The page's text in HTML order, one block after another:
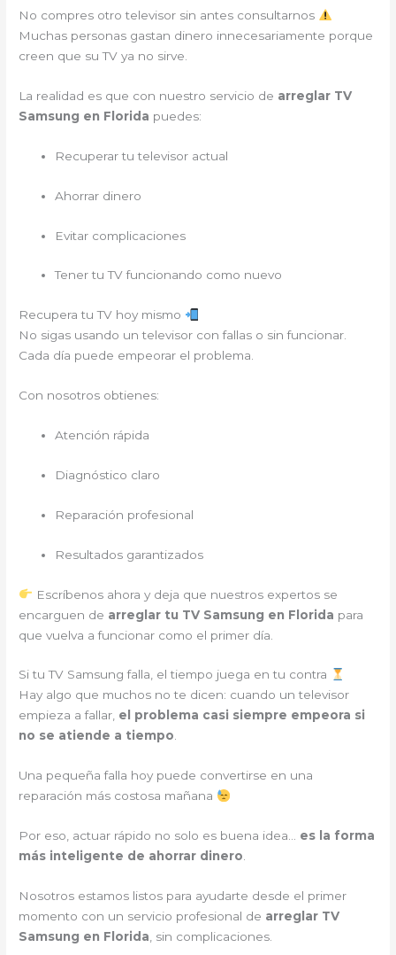
No compres otro televisor sin antes consultarnos
Muchas personas gastan dinero innecesariamente porque
creen que su TV ya no sirve.
La realidad es que con nuestro servicio de arreglar TV
Samsung en Florida puedes:
Recuperar tu televisor actual
Ahorrar dinero
Evitar complicaciones
Tener tu TV funcionando como nuevo
Recupera tu TV hoy mismo
No sigas usando un televisor con fallas o sin funcionar.
Cada día puede empeorar el problema.
Con nosotros obtienes:
Atención rápida
Diagnóstico claro
Reparación profesional
Resultados garantizados
Escríbenos ahora y deja que nuestros expertos se
encarguen de arreglar tu TV Samsung en Florida para
que vuelva a funcionar como el primer día.
Si tu TV Samsung falla, el tiempo juega en tu contra
Hay algo que muchos no te dicen: cuando un televisor
empieza a fallar, el problema casi siempre empeora si
no se atiende a tiempo.
Una pequeña falla hoy puede convertirse en una
reparación más costosa mañana
Por eso, actuar rápido no solo es buena idea… es la forma
más inteligente de ahorrar dinero
Nosotros estamos listos para ayudarte desde el primer
momento con un servicio profesional de arreglar TV
Samsung en Florida , sin complicaciones.